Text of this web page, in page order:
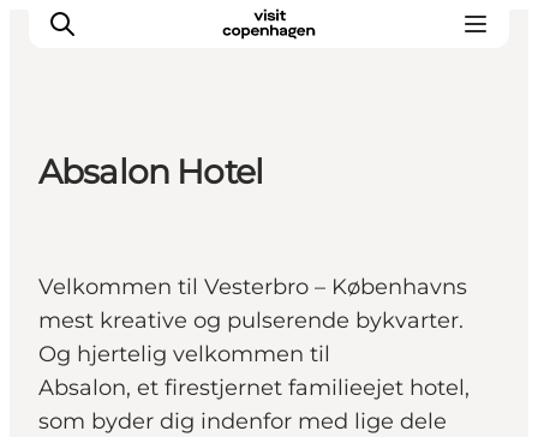
Spis & drik
Områder
Planlæg din tur
CopenPay
Copenhagen Card
Absalon Hotel
Velkommen til Vesterbro – Københavns
mest kreative og pulserende bykvarter.
Og hjertelig velkommen til
Absalon, et firestjernet familieejet hotel,
som byder dig indenfor med lige dele